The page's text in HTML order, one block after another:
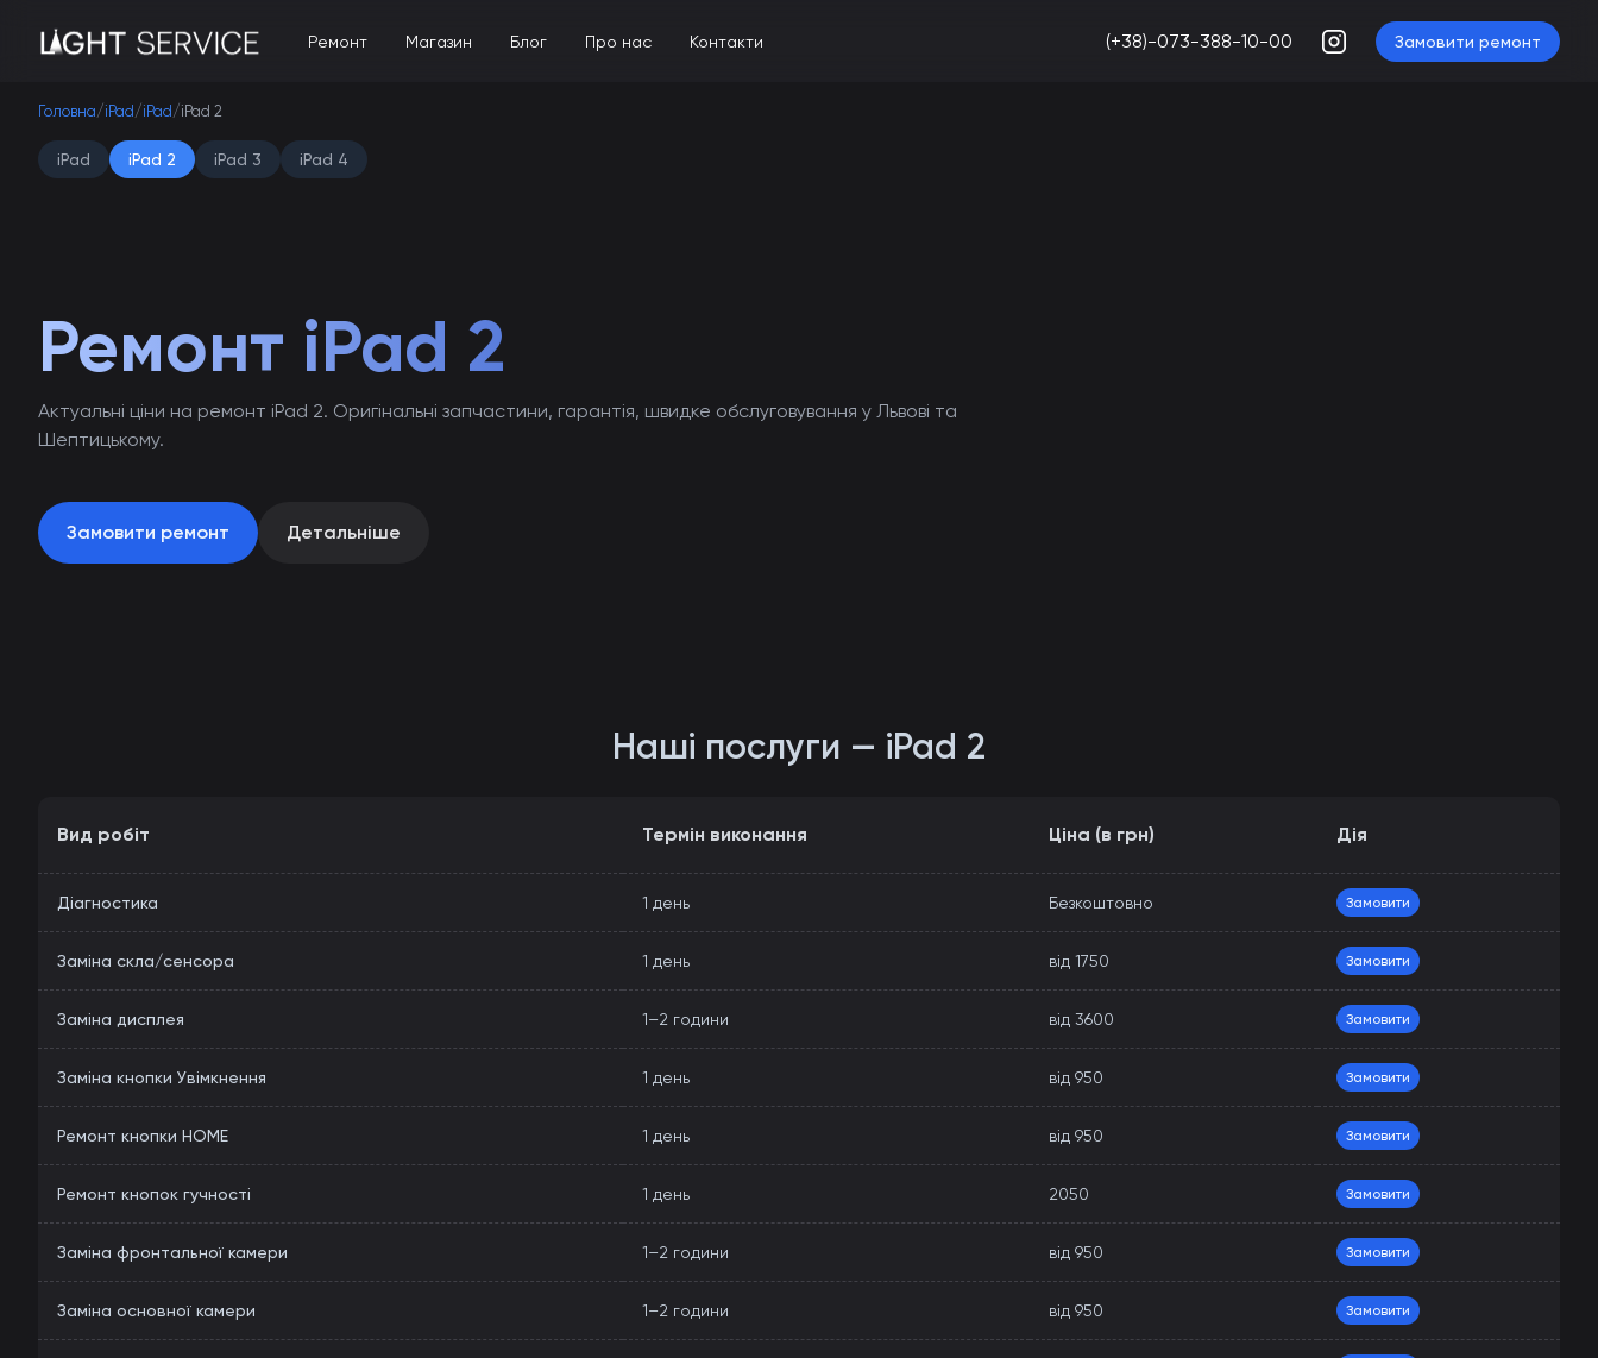
Ремонт Магазин Блог Про нас Контакти (+38)-073-388-10-00 Замовити ремонт
Головна/iPad /iPad /iPad 2
iPad iPad 2 iPad 3 iPad 4
Ремонт iPad 2
Актуальні ціни на ремонт iPad 2. Оригінальні запчастини, гарантія, швидке обслуговування у Львові та
Шептицькому.
Замовити ремонт Детальніше
Наші послуги — iPad 2
Вид робіт Термін виконання Ціна (в грн) Дія
Діагностика 1 день Безкоштовно Замовити
Заміна скла/сенсора 1 день від 1750 Замовити
Заміна дисплея 1–2 години від 3600 Замовити
Заміна кнопки Увімкнення 1 день від 950 Замовити
Ремонт кнопки HOME 1 день від 950 Замовити
Ремонт кнопок гучності 1 день 2050 Замовити
Заміна фронтальної камери 1–2 години від 950 Замовити
Заміна основної камери 1–2 години від 950 Замовити